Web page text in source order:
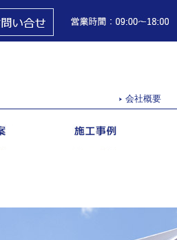
会社概要
お問い合せ
共同開発のご提案